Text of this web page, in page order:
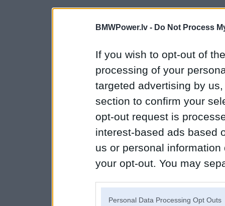
BMWPower.lv - Do Not Process
If you wish to opt-out of
processing of your
targeted advertising by
section to confirm your
opt-out request is
interest-based ads based
us or personal
your opt-out. You may
Personal Data Processing Opt Outs